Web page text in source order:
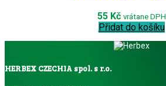
55 Kč vrátane DPH
Přidat do košíku
HERBEX CZECHIA spol. s r.o.